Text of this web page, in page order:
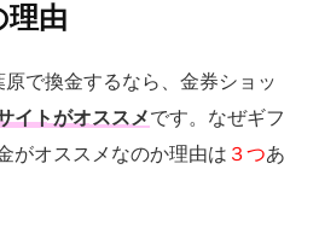
理由
で換金するなら、金券ショッ
イトがオススメです。なぜギフ
がオススメなのか理由は ３つあ